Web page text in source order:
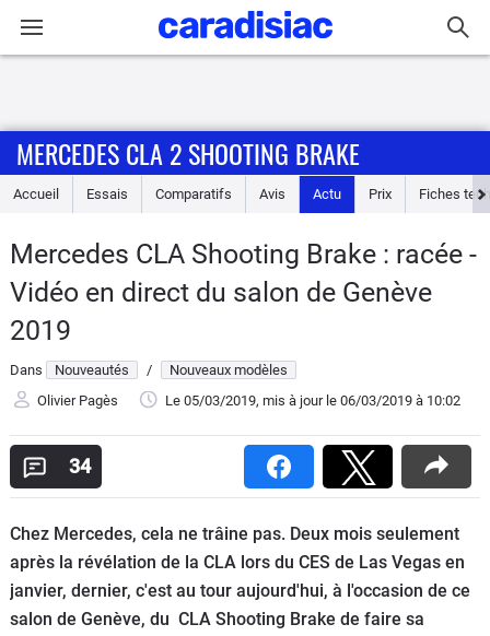
Accueil
Essais
Guide
d'achat
Electriques
Utilitaires
Auto
Services
MERCEDES CLA 2 SHOOTING BRAKE
Accueil Essais Comparatifs Avis Actu Prix Fiches
Mercedes CLA Shooting Brake : racée -
Vidéo en direct du salon de Genève
2019
Dans Nouveautés /
Nouveaux modèles
Olivier Pagès
Le 05/03/2019, mis à jour le 06/03/2019 à 10:02
34
Chez Mercedes, cela ne trâine pas. Deux mois seulement
après la révélation de la CLA lors du CES de Las Vegas en
janvier, dernier, c'est au tour aujourd'hui, à l'occasion de ce
salon de Genève, du CLA Shooting Brake de faire sa